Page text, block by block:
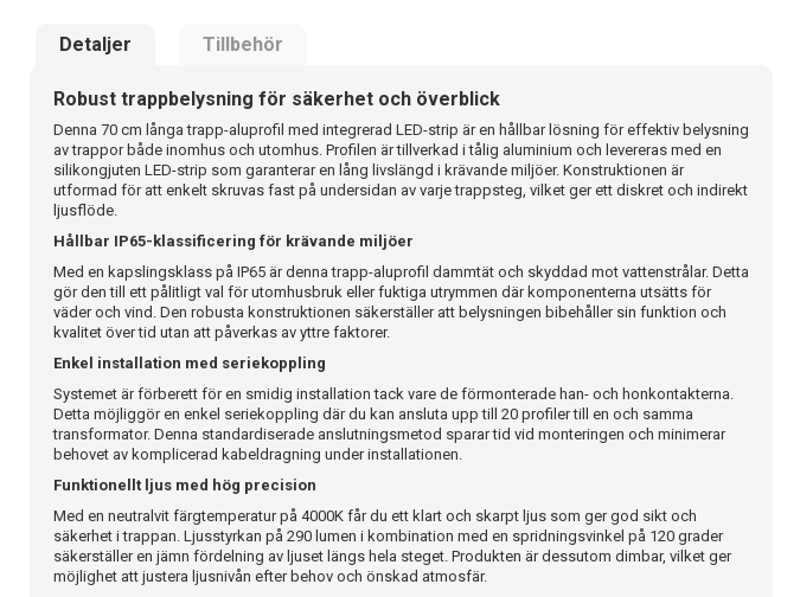
Detaljer Tillbehör
Robust trappbelysning för säkerhet och överblick
Denna 70 cm långa trapp-aluprofil med integrerad LED-strip är en hållbar lösning för effektiv belysning
av trappor både inomhus och utomhus. Profilen är tillverkad i tålig aluminium och levereras med en
silikongjuten LED-strip som garanterar en lång livslängd i krävande miljöer. Konstruktionen är
utformad för att enkelt skruvas fast på undersidan av varje trappsteg, vilket ger ett diskret och indirekt
ljusflöde.
Hållbar IP65-klassificering för krävande miljöer
Med en kapslingsklass på IP65 är denna trapp-aluprofil dammtät och skyddad mot vattenstrålar. Detta
gör den till ett pålitligt val för utomhusbruk eller fuktiga utrymmen där komponenterna utsätts för
väder och vind. Den robusta konstruktionen säkerställer att belysningen bibehåller sin funktion och
kvalitet över tid utan att påverkas av yttre faktorer.
Enkel installation med seriekoppling
Systemet är förberett för en smidig installation tack vare de förmonterade han- och honkontakterna.
Detta möjliggör en enkel seriekoppling där du kan ansluta upp till 20 profiler till en och samma
transformator. Denna standardiserade anslutningsmetod sparar tid vid monteringen och minimerar
behovet av komplicerad kabeldragning under installationen.
Funktionellt ljus med hög precision
Med en neutralvit färgtemperatur på 4000K får du ett klart och skarpt ljus som ger god sikt och
säkerhet i trappan. Ljusstyrkan på 290 lumen i kombination med en spridningsvinkel på 120 grader
säkerställer en jämn fördelning av ljuset längs hela steget. Produkten är dessutom dimbar, vilket ger
möjlighet att justera ljusnivån efter behov och önskad atmosfär.